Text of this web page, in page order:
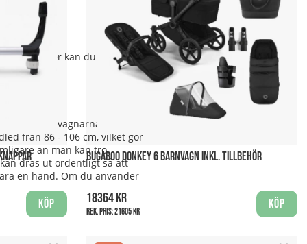
plats för fler kan du köpa en
praktiska vagnarna på
från 86 - 106 cm, vilket gör
än man kan tro.
dras ut ordentligt så att
en hand. Om du använder
Köp
BUGABOO DONKEY 6 BARNVAGN INKL. TILLBEHÖR
18364 kr
Rek. pris:21605 kr
Köp